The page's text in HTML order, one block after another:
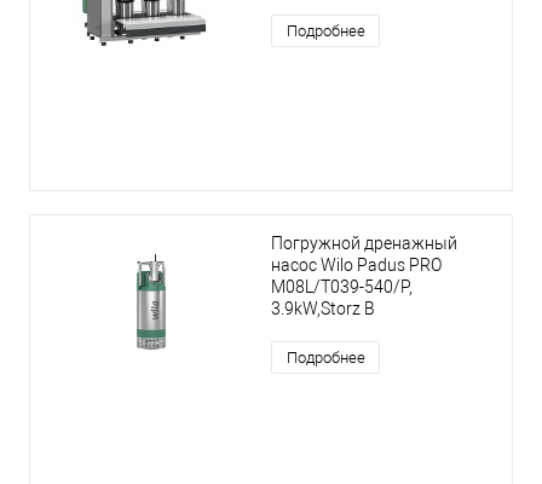
Подробнее
Погружной дренажный
насос Wilo Padus PRO
M08L/T039-540/P,
3.9kW,Storz B
Подробнее